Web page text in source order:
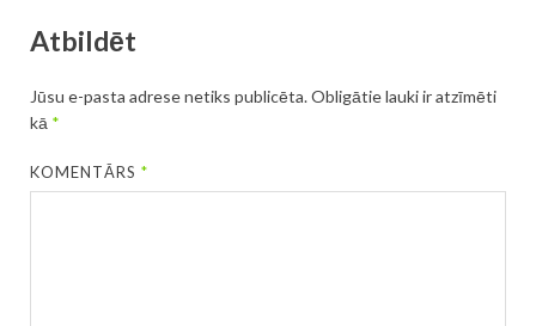
Atbildēt
Jūsu e-pasta adrese netiks publicēta.Obligātie lauki ir atzīmēti
kā *
KOMENTĀRS*